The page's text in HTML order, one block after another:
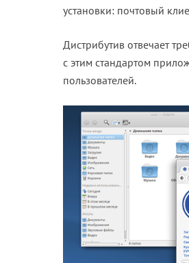
установки: почтовый
Дистрибутив отвечает
с этим стандартом
пользователей.